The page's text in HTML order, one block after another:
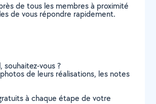
de tous les membres à proximité
de vous répondre rapidement.
vous ?
de leurs réalisations, les notes
à chaque étape de votre